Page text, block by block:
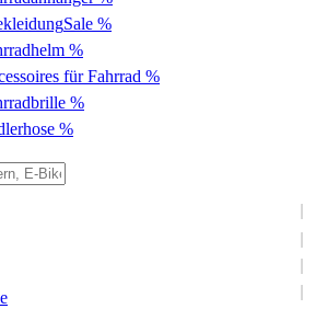
Sale %
%
für Fahrrad %
%
%